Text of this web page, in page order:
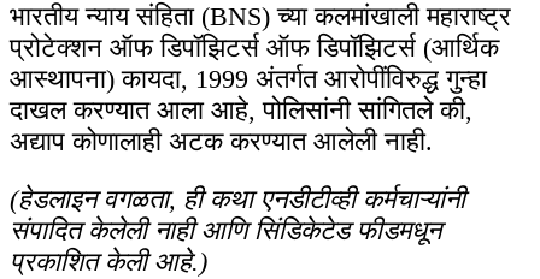
भारतीय न्याय संहिता (BNS) च्या कलमांखाली महाराष्ट्र
प्रोटेक्शन ऑफ डिपॉझिटर्स ऑफ डिपॉझिटर्स (आर्थिक
आस्थापना) कायदा, 1999 अंतर्गत आरोपींविरुद्ध गुन्हा
दाखल करण्यात आला आहे, पोलिसांनी सांगितले की,
अद्याप कोणालाही अटक करण्यात आलेली नाही.
(हेडलाइन वगळता, ही कथा एनडीटीव्ही कर्मचाऱ्यांनी
संपादित केलेली नाही आणि सिंडिकेटेड फीडमधून
प्रकाशित केली आहे.)